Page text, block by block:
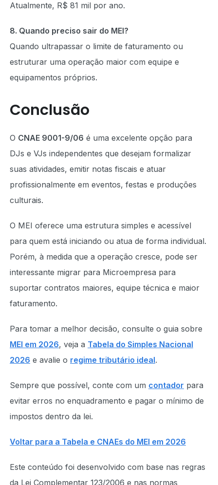
Atualmente, R$ 81 mil por ano.
8. Quando preciso sair do MEI?
Quando ultrapassar o limite de faturamento ou
estruturar uma operação maior com equipe e
equipamentos próprios.
Conclusão
O CNAE 9001-9/06 é uma excelente opção para
DJs e VJs independentes que desejam formalizar
suas atividades, emitir notas fiscais e atuar
profissionalmente em eventos, festas e produções
culturais.
O MEI oferece uma estrutura simples e acessível
para quem está iniciando ou atua de forma individual.
Porém, à medida que a operação cresce, pode ser
interessante migrar para Microempresa para
suportar contratos maiores, equipe técnica e maior
faturamento.
Para tomar a melhor decisão, consulte o guia sobre
MEI em 2026, veja a Tabela do Simples Nacional
2026 e avalie o regime tributário ideal.
Sempre que possível, conte com um contador para
evitar erros no enquadramento e pagar o mínimo de
impostos dentro da lei.
Voltar para a Tabela e CNAEs do MEI em 2026
Este conteúdo foi desenvolvido com base nas regras
da Lei Complementar 123/2006 e nas normas